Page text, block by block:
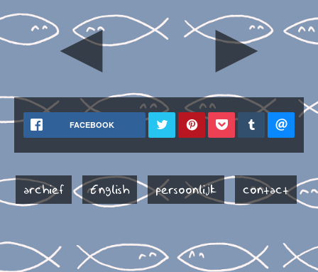
◄ ►
FACEBOOK
archief English persoonlijk contact